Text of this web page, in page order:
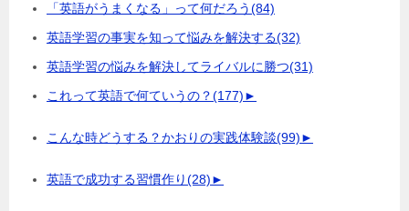
「英語がうまくなる」って何だろう(84)
英語学習の事実を知って悩みを解決する(32)
英語学習の悩みを解決してライバルに勝つ(31)
これって英語で何ていうの？(177)►
こんな時どうする？かおりの実践体験談(99)►
英語で成功する習慣作り(28)►